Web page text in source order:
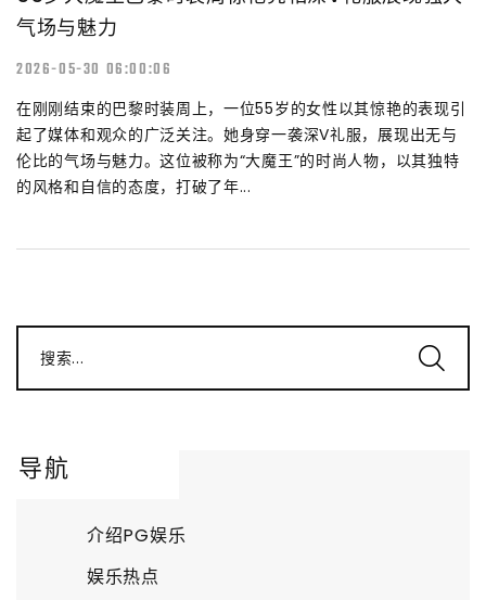
气场与魅力
2026-05-30 06:00:06
在刚刚结束的巴黎时装周上，一位55岁的女性以其惊艳的表现引
起了媒体和观众的广泛关注。她身穿一袭深V礼服，展现出无与
伦比的气场与魅力。这位被称为“大魔王”的时尚人物，以其独特
的风格和自信的态度，打破了年...
搜索...
导航
介绍PG娱乐
娱乐热点